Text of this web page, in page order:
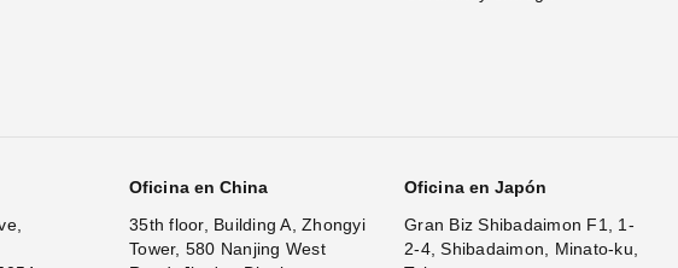
Oficina en China
35th floor, Building A, Zhongyi
Tower, 580 Nanjing West
Oficina en Japón
Gran Biz Shibadaimon F1, 1-
2-4, Shibadaimon, Minato-ku,